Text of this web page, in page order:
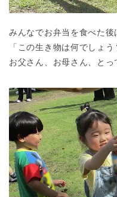
みんなでお弁当を食べた後
「この生き物は何でしょう
お父さん、お母さん、とっ